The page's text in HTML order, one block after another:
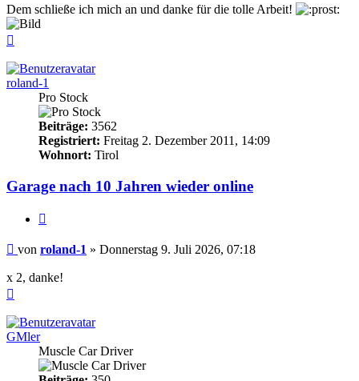
Dem schließe ich mich an und danke für die tolle Arbeit!
roland-1
Pro Stock
Beiträge: 3562
Registriert: Freitag 2. Dezember 2011, 14:09
Wohnort: Tirol
Garage nach 10 Jahren wieder online
Beitrag
von roland-1 » Donnerstag 9. Juli 2026, 07:18
x 2, danke!
GMler
Muscle Car Driver